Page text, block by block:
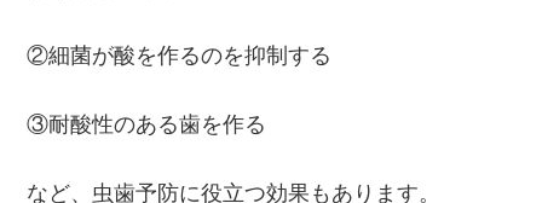
②細菌が酸を作るのを抑制する
③耐酸性のある歯を作る
など、虫歯予防に役立つ効果もあります。